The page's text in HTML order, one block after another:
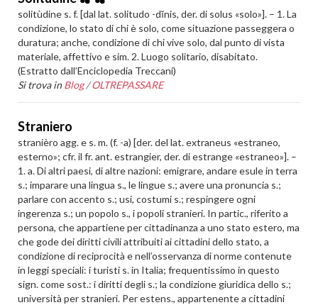
solitùdine s. f. [dal lat. solitudo -dĭnis, der. di solus «solo»]. – 1. La
condizione, lo stato di chi è solo, come situazione passeggera o
duratura; anche, condizione di chi vive solo, dal punto di vista
materiale, affettivo e sim. 2. Luogo solitario, disabitato.
(Estratto dall’Enciclopedia Treccani)
Si trova in Blog /OLTREPASSARE
Straniero
stranièro agg. e s. m. (f. -a) [der. del lat. extraneus «estraneo,
esterno»; cfr. il fr. ant. estrangier, der. di estrange «estraneo»]. –
1. a. Di altri paesi, di altre nazioni: emigrare, andare esule in terra
s.; imparare una lingua s., le lingue s.; avere una pronuncia s.;
parlare con accento s.; usi, costumi s.; respingere ogni
ingerenza s.; un popolo s., i popoli stranieri. In partic., riferito a
persona, che appartiene per cittadinanza a uno stato estero, ma
che gode dei diritti civili attribuiti ai cittadini dello stato, a
condizione di reciprocità e nell’osservanza di norme contenute
in leggi speciali: i turisti s. in Italia; frequentissimo in questo
sign. come sost.: i diritti degli s.; la condizione giuridica dello s.;
università per stranieri. Per estens., appartenente a cittadini